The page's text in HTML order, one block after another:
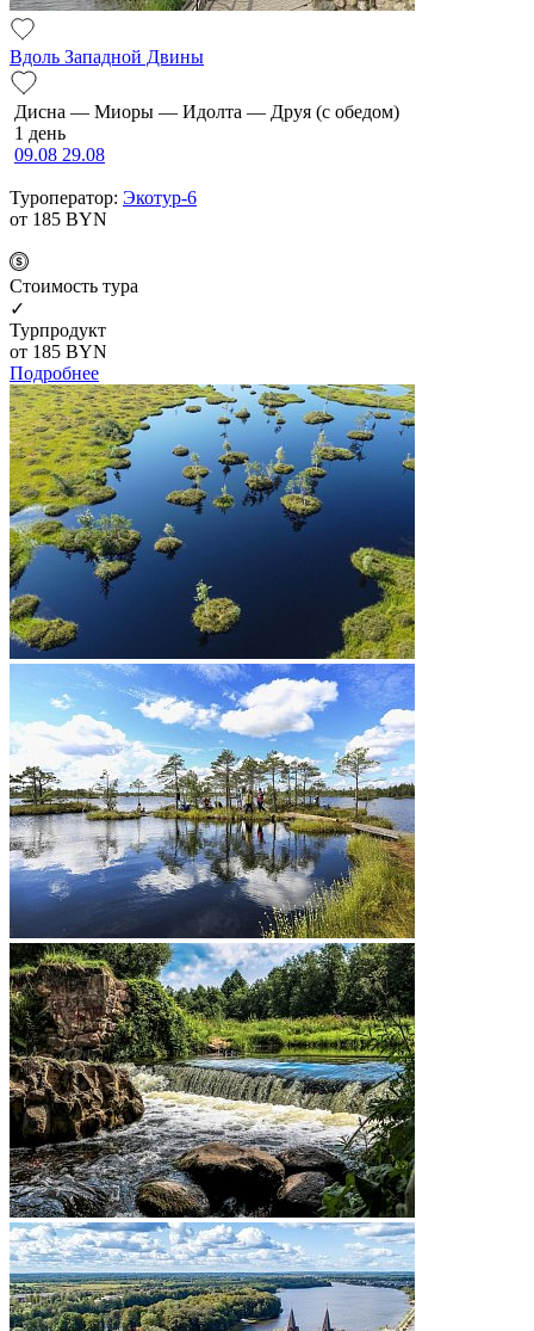
Вдоль Западной Двины
Дисна — Миоры — Идолта — Друя (с обедом)
1 день
09.08 29.08
Туроператор: Экотур-6
от 185 BYN
Cтоимость тура
✓
Турпродукт
от 185 BYN
Подробнее